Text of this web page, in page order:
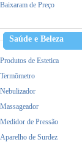
Baixaram de Preço
Saúde e Beleza
Produtos de Estetica
Termômetro
Nebulizador
Massageador
Medidor de Pressão
Aparelho de Surdez